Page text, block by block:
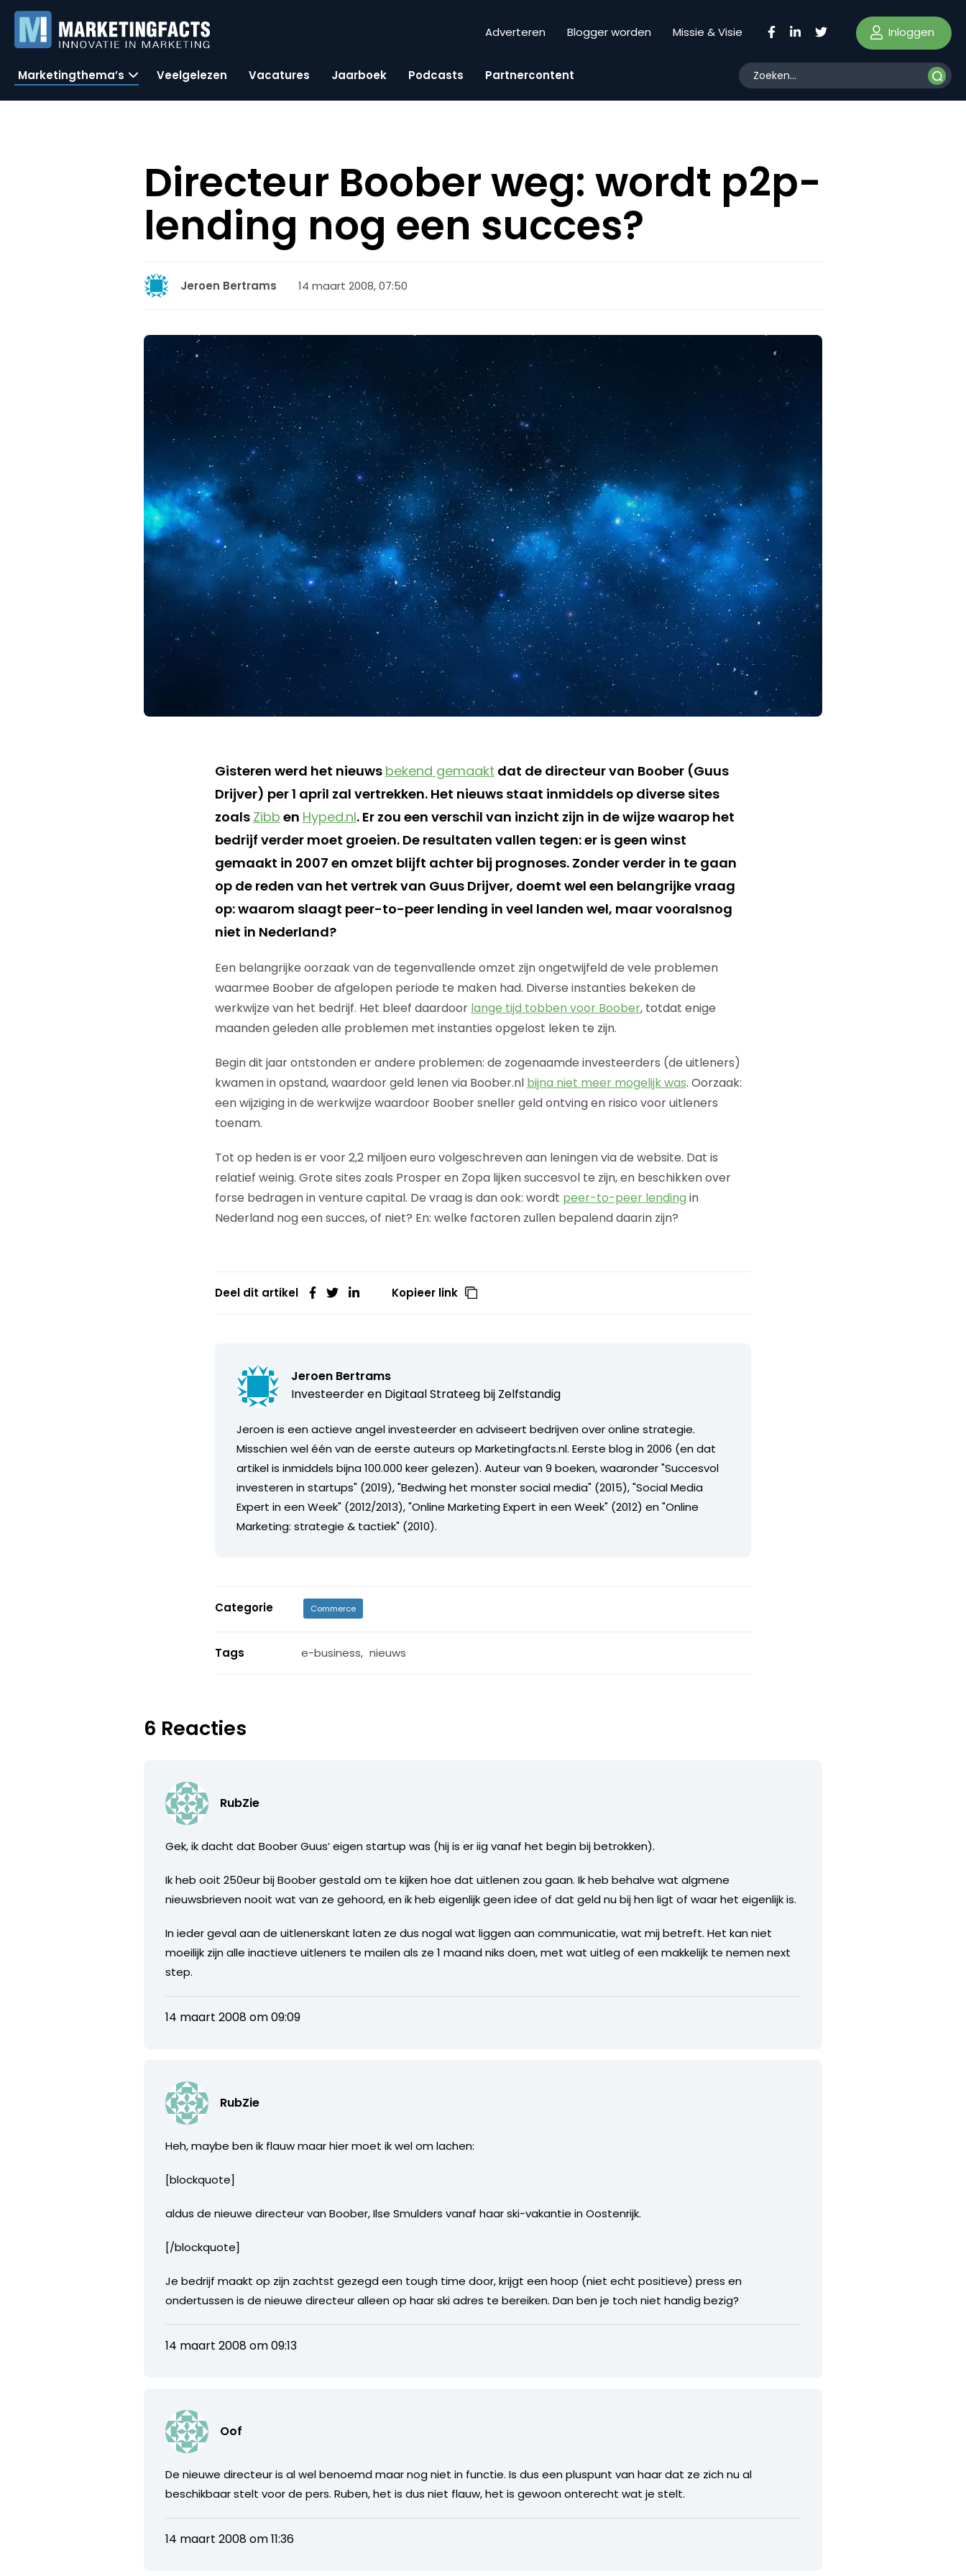
Adverteren Blogger worden Missie & Visie Inloggen
Marketingthema’s Veelgelezen Vacatures Jaarboek Podcasts Partnercontent
Directeur Boober weg: wordt p2p-
lending nog een succes?
Jeroen Bertrams 14 maart 2008, 07:50
Gisteren werd het nieuws bekend gemaakt dat de directeur van Boober (Guus
Drijver) per 1 april zal vertrekken. Het nieuws staat inmiddels op diverse sites
zoals Zibb en Hyped.nl. Er zou een verschil van inzicht zijn in de wijze waarop het
bedrijf verder moet groeien. De resultaten vallen tegen: er is geen winst
gemaakt in 2007 en omzet blijft achter bij prognoses. Zonder verder in te gaan
op de reden van het vertrek van Guus Drijver, doemt wel een belangrijke vraag
op: waarom slaagt peer-to-peer lending in veel landen wel, maar vooralsnog
niet in Nederland?
Een belangrijke oorzaak van de tegenvallende omzet zijn ongetwijfeld de vele problemen
waarmee Boober de afgelopen periode te maken had. Diverse instanties bekeken de
werkwijze van het bedrijf. Het bleef daardoor lange tijd tobben voor Boober, totdat enige
maanden geleden alle problemen met instanties opgelost leken te zijn.
Begin dit jaar ontstonden er andere problemen: de zogenaamde investeerders (de uitleners)
kwamen in opstand, waardoor geld lenen via Boober.nl bijna niet meer mogelijk was. Oorzaak:
een wijziging in de werkwijze waardoor Boober sneller geld ontving en risico voor uitleners
toenam.
Tot op heden is er voor 2,2 miljoen euro volgeschreven aan leningen via de website. Dat is
relatief weinig. Grote sites zoals Prosper en Zopa lijken succesvol te zijn, en beschikken over
forse bedragen in venture capital. De vraag is dan ook: wordt peer-to-peer lending in
Nederland nog een succes, of niet? En: welke factoren zullen bepalend daarin zijn?
Deel dit artikel Kopieer link
Jeroen Bertrams
Investeerder en Digitaal Strateeg bij Zelfstandig
Jeroen is een actieve angel investeerder en adviseert bedrijven over online strategie.
Misschien wel één van de eerste auteurs op Marketingfacts.nl. Eerste blog in 2006 (en dat
artikel is inmiddels bijna 100.000 keer gelezen). Auteur van 9 boeken, waaronder "Succesvol
investeren in startups" (2019), "Bedwing het monster social media" (2015), "Social Media
Expert in een Week" (2012/2013), "Online Marketing Expert in een Week" (2012) en "Online
Marketing: strategie & tactiek" (2010).
Categorie Commerce
Tags e-business, nieuws
6 Reacties
RubZie
Gek, ik dacht dat Boober Guus’ eigen startup was (hij is er iig vanaf het begin bij betrokken).
Ik heb ooit 250eur bij Boober gestald om te kijken hoe dat uitlenen zou gaan. Ik heb behalve wat algmene
nieuwsbrieven nooit wat van ze gehoord, en ik heb eigenlijk geen idee of dat geld nu bij hen ligt of waar het eigenlijk is.
In ieder geval aan de uitlenerskant laten ze dus nogal wat liggen aan communicatie, wat mij betreft. Het kan niet
moeilijk zijn alle inactieve uitleners te mailen als ze 1 maand niks doen, met wat uitleg of een makkelijk te nemen next
step.
14 maart 2008 om 09:09
RubZie
Heh, maybe ben ik flauw maar hier moet ik wel om lachen:
[blockquote]
aldus de nieuwe directeur van Boober, Ilse Smulders vanaf haar ski-vakantie in Oostenrijk.
[/blockquote]
Je bedrijf maakt op zijn zachtst gezegd een tough time door, krijgt een hoop (niet echt positieve) press en
ondertussen is de nieuwe directeur alleen op haar ski adres te bereiken. Dan ben je toch niet handig bezig?
14 maart 2008 om 09:13
Oof
De nieuwe directeur is al wel benoemd maar nog niet in functie. Is dus een pluspunt van haar dat ze zich nu al
beschikbaar stelt voor de pers. Ruben, het is dus niet flauw, het is gewoon onterecht wat je stelt.
14 maart 2008 om 11:36